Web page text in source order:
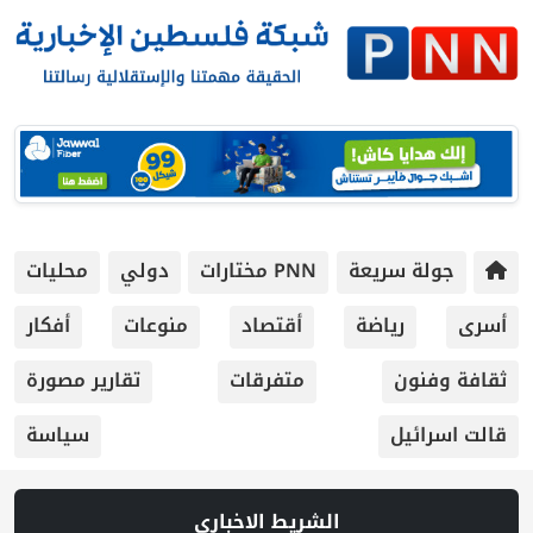
جولة سريعة PNN مختارات دولي
محليات
أسرى
رياضة أقتصاد منوعات
أفكار
ثقافة وفنون
متفرقات
تقارير مصورة
قالت اسرائيل
سياسة
الشريط الاخباري